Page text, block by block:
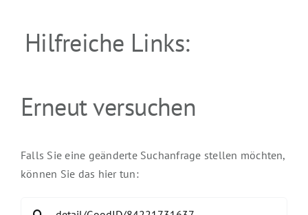
Hilfreiche Links:
Erneut versuchen
Falls Sie eine geänderte Suchanfrage stellen möchten,
können Sie das hier tun: